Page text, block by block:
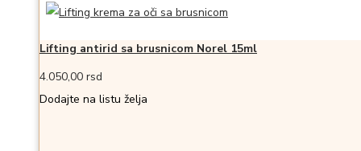
Lifting antirid sa brusnicom Norel 15ml
4.050,00 rsd
Dodajte na listu želja